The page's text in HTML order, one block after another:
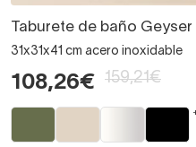
Taburete de baño
31x31x41 cm acero inoxidable
108,26€ 159,21€